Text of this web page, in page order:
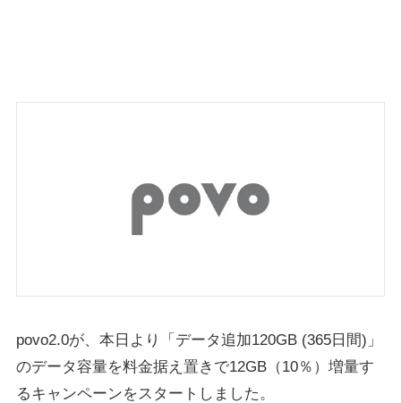
povo2.0が、本日より「データ追加120GB (365日間)」
のデータ容量を料金据え置きで12GB（10％）増量す
るキャンペーンをスタートしました。